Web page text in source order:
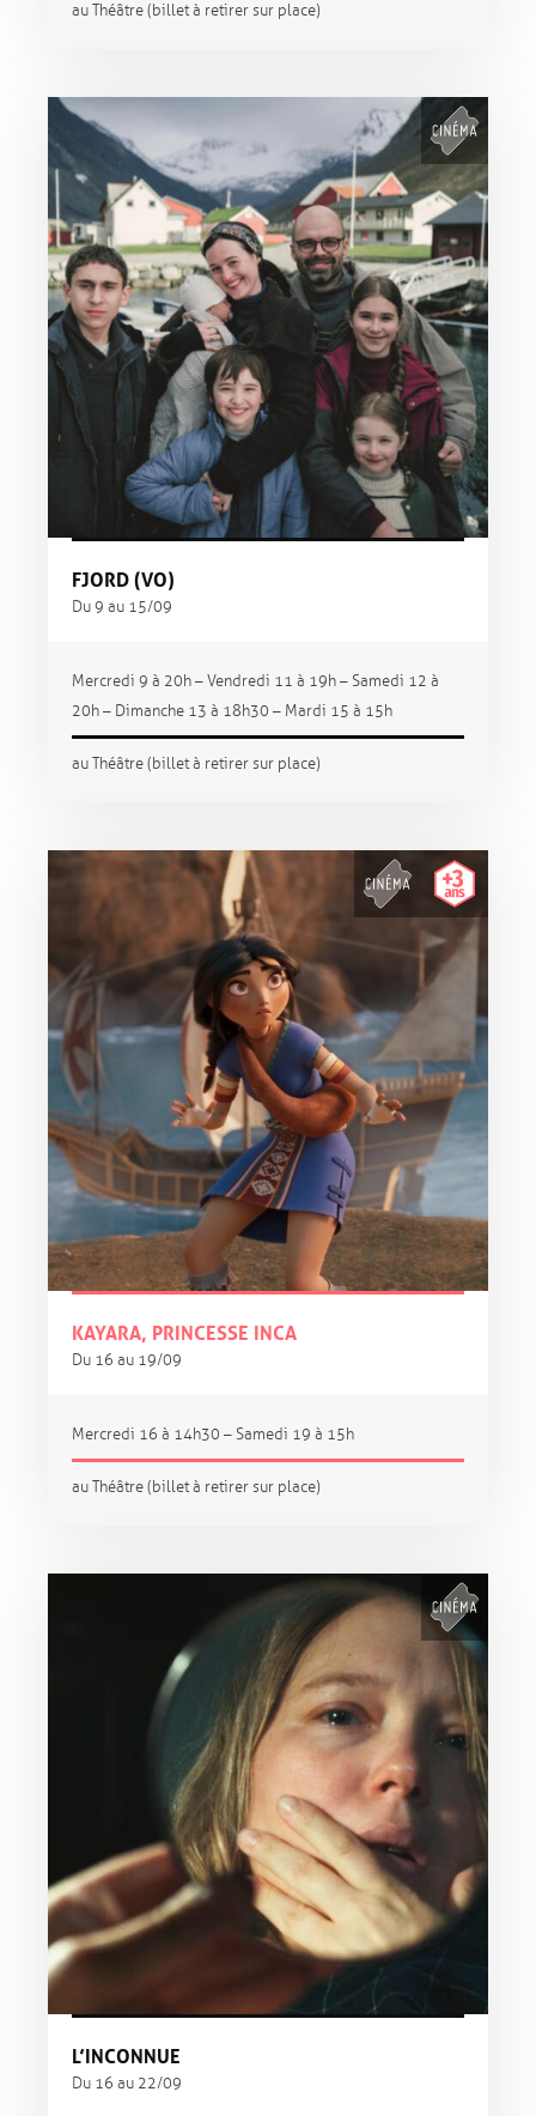
au Théâtre (billet à retirer sur place)
FJORD (VO)
Du 9 au 15/09
Mercredi 9 à 20h – Vendredi 11 à 19h – Samedi 12 à
20h – Dimanche 13 à 18h30 – Mardi 15 à 15h
au Théâtre (billet à retirer sur place)
KAYARA, PRINCESSE INCA
Du 16 au 19/09
Mercredi 16 à 14h30 – Samedi 19 à 15h
au Théâtre (billet à retirer sur place)
L’INCONNUE
Du 16 au 22/09